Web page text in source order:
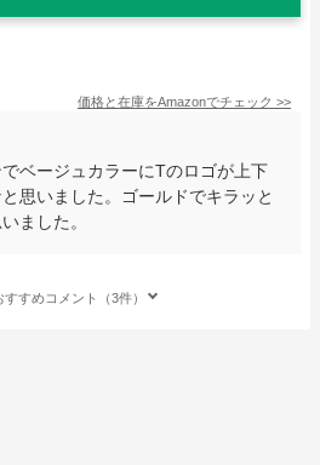
価格と在庫をAmazonでチェック >>
ベージュカラーにTのロゴが上下
思いました。ゴールドでキラッと
ました。
すめコメント（3件）